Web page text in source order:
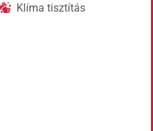
Klíma tisztítás